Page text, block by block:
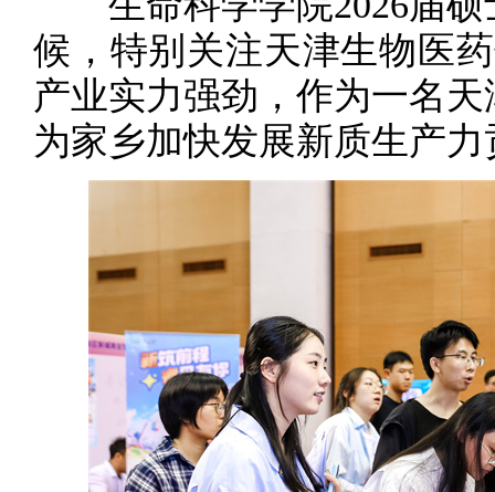
候，特别关注天津生物医
产业实力强劲，作为一名
为家乡加快发展新质生产